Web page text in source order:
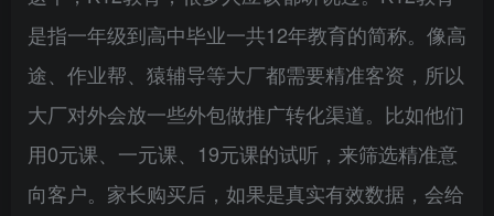
是指一年级到高中毕业一共12年教育的简称。像高
途、作业帮、猿辅导等大厂都需要精准客资，所以
大厂对外会放一些外包做推广转化渠道。比如他们
用0元课、一元课、19元课的试听，来筛选精准意
向客户。家长购买后，如果是真实有效数据，会给